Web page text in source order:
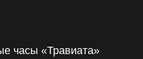
часы «Травиата»